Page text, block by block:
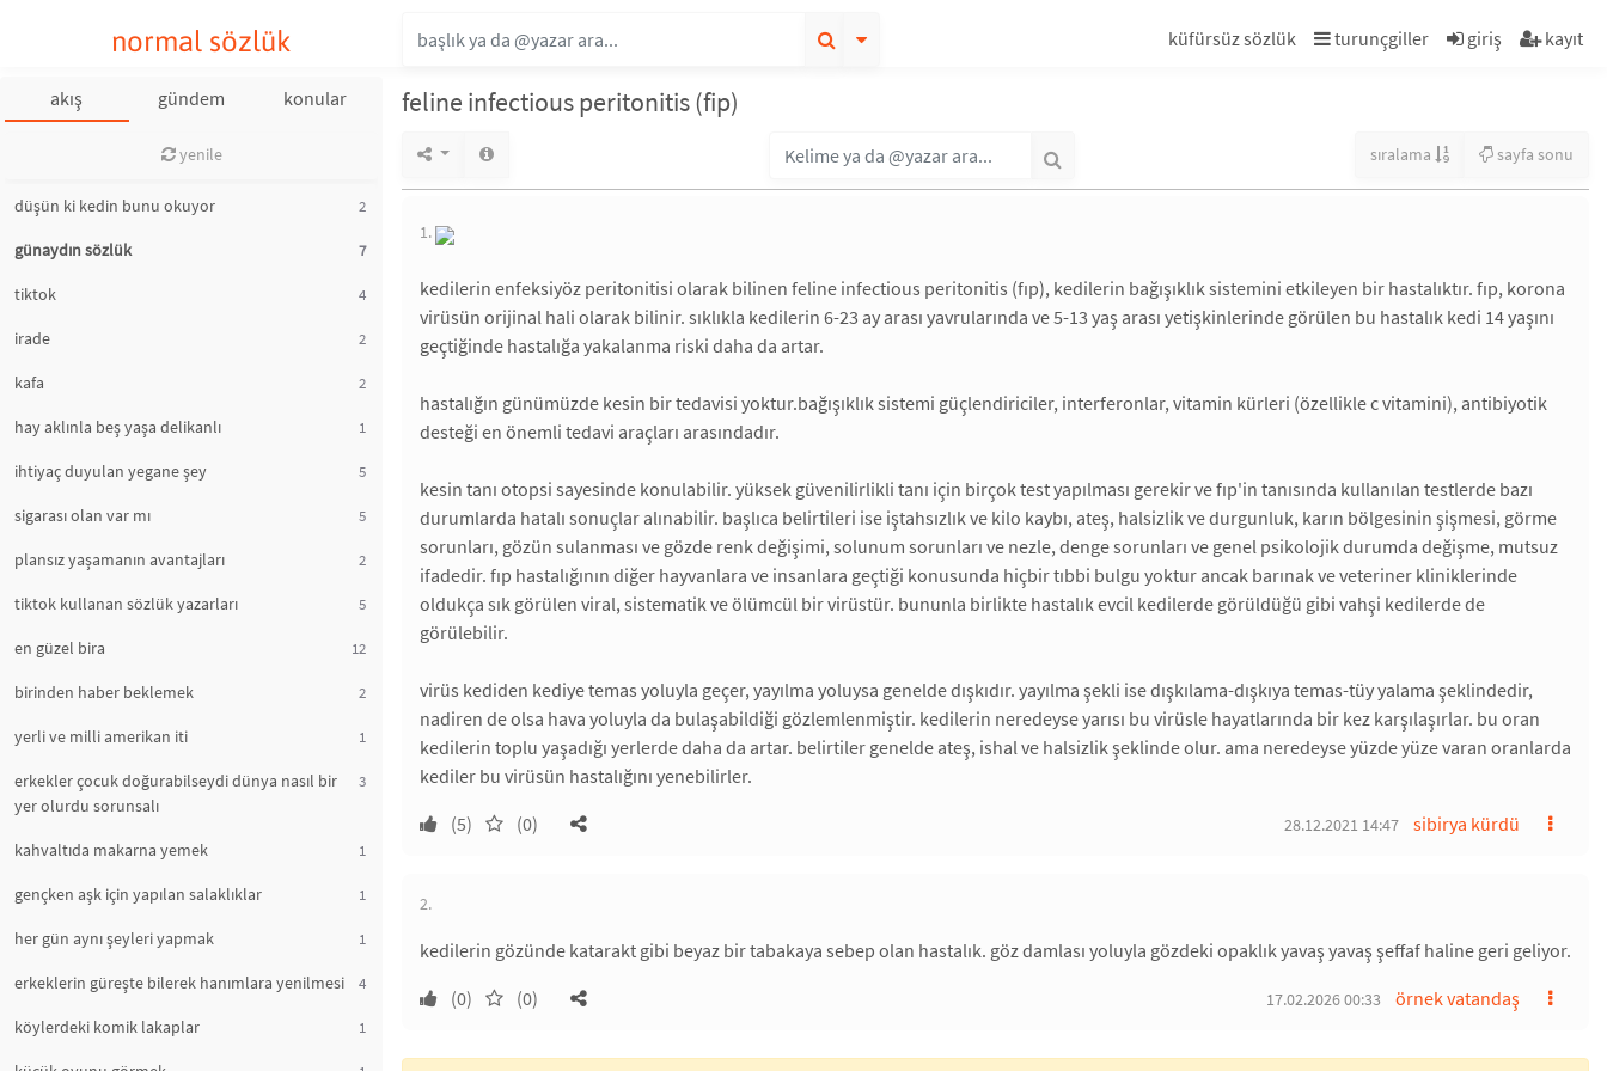
normal sözlük küfürsüz sözlük turunçgiller giriş kayıt
akış gündem konular
yenile
düşün ki kedin bunu okuyor 2
günaydın sözlük 7
tiktok 4
irade 2
kafa 2
hay aklınla beş yaşa delikanlı 1
ihtiyaç duyulan yegane şey 5
sigarası olan var mı 5
plansız yaşamanın avantajları 2
tiktok kullanan sözlük yazarları 5
en güzel bira 12
birinden haber beklemek 2
yerli ve milli amerikan iti 1
erkekler çocuk doğurabilseydi dünya nasıl bir
yer olurdu sorunsalı
3
kahvaltıda makarna yemek 1
gençken aşk için yapılan salaklıklar 1
her gün aynı şeyleri yapmak 1
erkeklerin güreşte bilerek hanımlara yenilmesi 4
köylerdeki komik lakaplar 1
feline infectious peritonitis (fip)
sıralama sayfa sonu
1.
kedilerin enfeksiyöz peritonitisi olarak bilinen feline infectious peritonitis (fıp), kedilerin bağışıklık sistemini etkileyen bir hastalıktır. fıp, korona
virüsün orijinal hali olarak bilinir. sıklıkla kedilerin 6-23 ay arası yavrularında ve 5-13 yaş arası yetişkinlerinde görülen bu hastalık kedi 14 yaşını
geçtiğinde hastalığa yakalanma riski daha da artar.
hastalığın günümüzde kesin bir tedavisi yoktur.bağışıklık sistemi güçlendiriciler, interferonlar, vitamin kürleri (özellikle c vitamini), antibiyotik
desteği en önemli tedavi araçları arasındadır.
kesin tanı otopsi sayesinde konulabilir. yüksek güvenilirlikli tanı için birçok test yapılması gerekir ve fıp'in tanısında kullanılan testlerde bazı
durumlarda hatalı sonuçlar alınabilir. başlıca belirtileri ise iştahsızlık ve kilo kaybı, ateş, halsizlik ve durgunluk, karın bölgesinin şişmesi, görme
sorunları, gözün sulanması ve gözde renk değişimi, solunum sorunları ve nezle, denge sorunları ve genel psikolojik durumda değişme, mutsuz
ifadedir. fıp hastalığının diğer hayvanlara ve insanlara geçtiği konusunda hiçbir tıbbi bulgu yoktur ancak barınak ve veteriner kliniklerinde
oldukça sık görülen viral, sistematik ve ölümcül bir virüstür. bununla birlikte hastalık evcil kedilerde görüldüğü gibi vahşi kedilerde de
görülebilir.
virüs kediden kediye temas yoluyla geçer, yayılma yoluysa genelde dışkıdır. yayılma şekli ise dışkılama-dışkıya temas-tüy yalama şeklindedir,
nadiren de olsa hava yoluyla da bulaşabildiği gözlemlenmiştir. kedilerin neredeyse yarısı bu virüsle hayatlarında bir kez karşılaşırlar. bu oran
kedilerin toplu yaşadığı yerlerde daha da artar. belirtiler genelde ateş, ishal ve halsizlik şeklinde olur. ama neredeyse yüzde yüze varan oranlarda
kediler bu virüsün hastalığını yenebilirler.
(5)
(0) sibirya kürdü
28.12.2021 14:47
2.
kedilerin gözünde katarakt gibi beyaz bir tabakaya sebep olan hastalık. göz damlası yoluyla gözdeki opaklık yavaş yavaş şeffaf haline geri geliyor.
(0)
(0) örnek vatandaş
17.02.2026 00:33